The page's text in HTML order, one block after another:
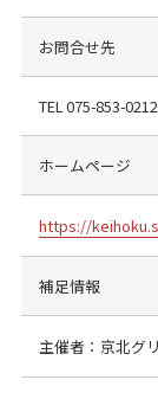
お問合せ先
TEL 075-853-0212
ホームページ
https://
補足情報
主催者：京北グ